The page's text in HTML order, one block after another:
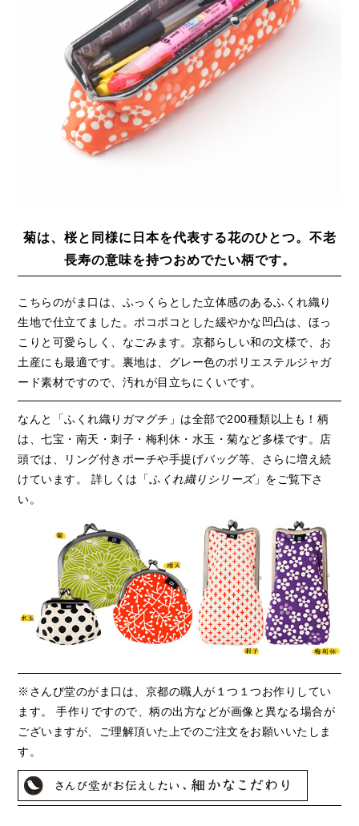
菊は、桜と同様に日本を代表する花のひとつ。不老
長寿の意味を持つおめでたい柄です。
こちらのがま口は、ふっくらとした立体感のあるふくれ織り
生地で仕立てました。ポコポコとした緩やかな凹凸は、ほっ
こりと可愛らしく、なごみます。京都らしい和の文様で、お
土産にも最適です。裏地は、グレー色のポリエステルジャガ
ード素材ですので、汚れが目立ちにくいです。
なんと「ふくれ織りガマグチ」は全部で200種類以上も！柄
は、七宝・南天・刺子・梅利休・水玉・菊など多様です。店
頭では、リング付きポーチや手提げバッグ等、さらに増え続
けています。 詳しくは「ふくれ織りシリーズ」をご覧下さ
い。
※さんび堂のがま口は、京都の職人が１つ１つお作りしてい
ます。 手作りですので、柄の出方などが画像と異なる場合が
ございますが、ご理解頂いた上でのご注文をお願いいたしま
す。